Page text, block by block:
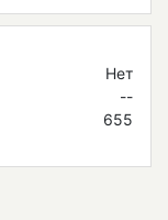
Нет
--
655